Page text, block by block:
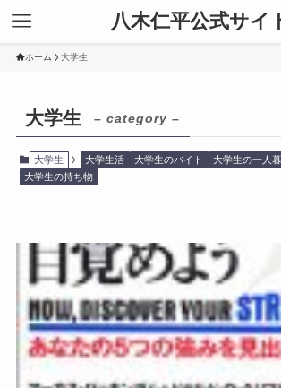
八木仁平公式サイ
ホーム 大学生
大学生 – category –
大学生 大学生活 大学生のバイト
大学生の一人
大学生の持ち物